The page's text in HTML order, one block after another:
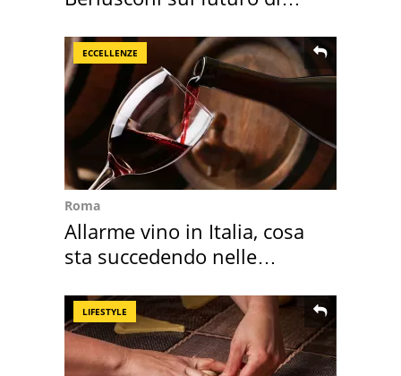
ECCELLENZE
Roma
Allarme vino in Italia, cosa
sta succedendo nelle
LIFESTYLE